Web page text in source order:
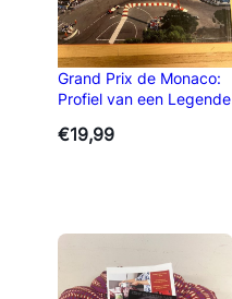
Grand Prix de Monaco:
Profiel van een Legende
€19,99